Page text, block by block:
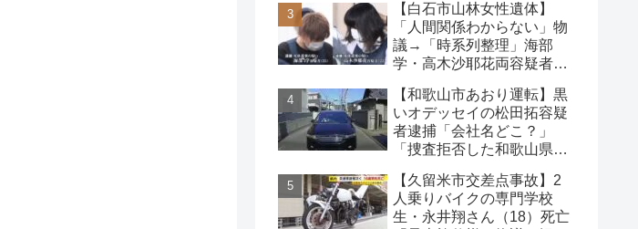
は？
【白石市山林女性遺体】
「人間関係わからない」物
議→「時系列整理」海部
学・高木沙耶花両容疑者、
な事件
【和歌山市あおり運転】黒
いオデッセイの松田拓容疑
者逮捕「会社名どこ？」
「捜査拒否した和歌山県
の声
【久留米市交差点事故】2
人乗りバイクの専門学校
生・永井翔さん（18）死亡